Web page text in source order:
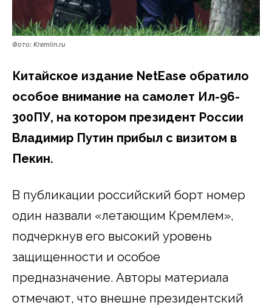
Фото: Kremlin.ru
Китайское издание NetEase обратило
особое внимание на самолет Ил-96-
300ПУ, на котором президент России
Владимир Путин прибыл с визитом в
Пекин.
В публикации российский борт номер
один назвали «летающим Кремлем»,
подчеркнув его высокий уровень
защищенности и особое
предназначение. Авторы материала
отмечают, что внешне президентский